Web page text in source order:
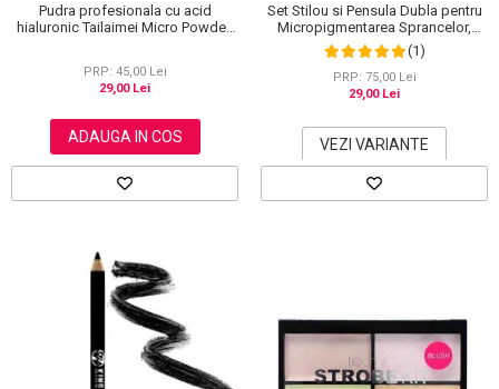
Pudra profesionala cu acid
hialuronic Tailaimei Micro Powder,
PRP: 45,00 Lei
29,00 Lei
ADAUGA IN COS
Set Stilou si Pensula Dubla pentru
Micropigmentarea Sprancelor,
Efect Natural de Microblading,
Aspect de Sprancene Pline
(1)
PRP: 75,00 Lei
29,00 Lei
VEZI VARIANTE